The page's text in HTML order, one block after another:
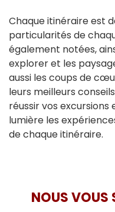
Chaque itinéraire est
particularités de
également notées,
explorer et les
aussi les coups de
leurs meilleurs
réussir vos
lumière les
de chaque itinéraire.
NOUS VOUS